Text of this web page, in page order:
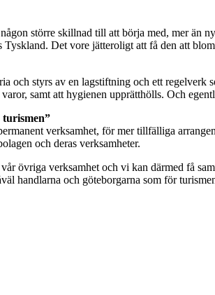
större skillnad till att börja med, mer än
Det vore jätteroligt att få den att
och styrs av en lagstiftning och ett
samt att hygienen upprätthölls. Och
verksamhet, för mer tillfälliga
och deras verksamheter.
övriga verksamhet och vi kan därmed få
handlarna och göteborgarna som för